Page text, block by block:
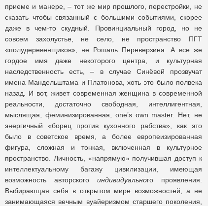
приеме и манере, – тот же мир прошлого, перестройки, не
сказать чтобы связанный с большими событиями, скорее
даже в чем-то скудный. Провинциальный город, но не
совсем захолустье, не село, не пространство ПГТ
«полудеревенщиков», не Рошаль Переверзина. А все же
гордое имя даже некоторого центра, и культурная
наследственность есть, – в случае Синёвой прозвучат
имена Мандельштама и Платонова, хоть это было полвека
назад. И вот, живет современная женщина в современной
реальности, достаточно свободная, интеллигентная,
мыслящая, феминизированная, one’s own master. Нет, не
энергичный «борец против кухонного рабства», как это
было в советское время, а более европеизированная
фигура, сложная и тонкая, включенная в культурное
пространство. Личность, «напрямую» получившая доступ к
интеллектуальному багажу цивилизации, имеющая
возможность авторского индивидуального проявления.
Выбирающая себя в открытом мире возможностей, а не
занимающаяся вечным вуайеризмом старшего поколения,